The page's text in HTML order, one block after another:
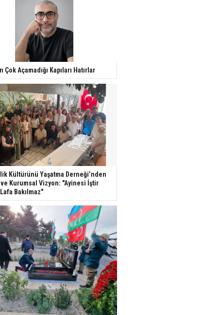
Çok Açamadığı Kapıları Hatırlar
Kültürünü Yaşatma Derneği’nden
ve Kurumsal Vizyon: "Ayinesi İştir
Bakılmaz"